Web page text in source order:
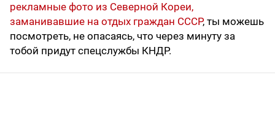
рекламные фото из Северной Кореи,
заманивавшие на отдых граждан СССР, ты можешь
посмотреть, не опасаясь, что через минуту за
тобой придут спецслужбы КНДР.